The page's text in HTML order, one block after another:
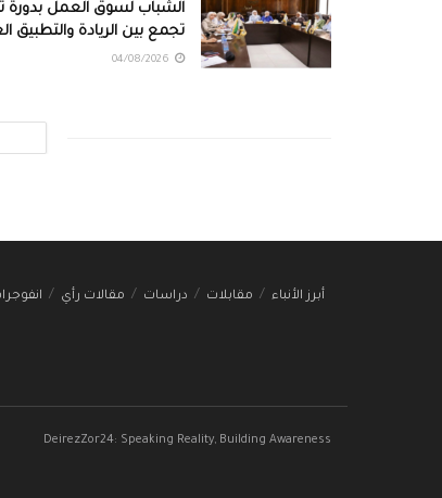
الشباب لسوق العمل بدورة
تجمع بين الريادة والتطبيق
أبرز الأنباء مقابلات دراسات مقالات رأي
DeirezZor24: Speaking Reality, Building Awareness